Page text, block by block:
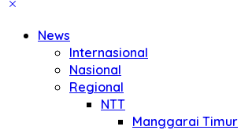
News
Internasional
Nasional
Regional
NTT
Manggarai Timur